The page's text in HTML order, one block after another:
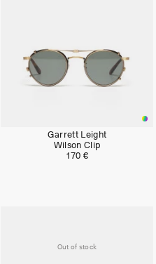
Garrett Leight
Wilson Clip
170 €
Out of stock